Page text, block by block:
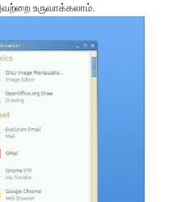
உருவாக்கலாம்.